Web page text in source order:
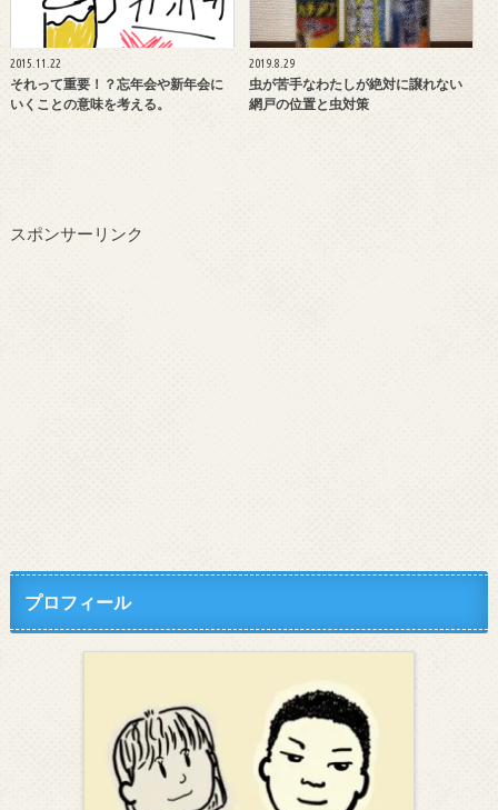
2015.11.22
それって重要！？忘年会や新年会に
いくことの意味を考える。
2019.8.29
虫が苦手なわたしが絶対に譲れない
網戸の位置と虫対策
スポンサーリンク
プロフィール